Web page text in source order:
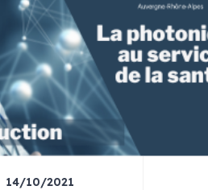
14/10/2021